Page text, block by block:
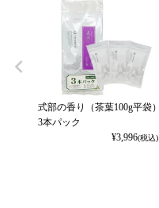
式部の香り（茶葉100g平袋）
3本パック
¥3,996(税込)